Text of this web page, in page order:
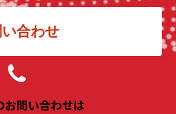
合わせ
お問い合わせは